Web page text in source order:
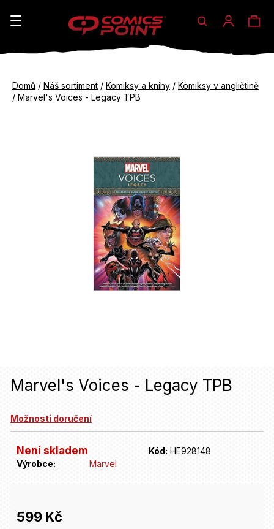
Hledat
Domů / Náš sortiment / Komiksy a knihy / Komiksy v angličtině
/ Marvel's Voices - Legacy TPB
Marvel's Voices - Legacy TPB
Možnosti doručení
Není skladem Kód: HE928148
Výrobce:
Marvel
599 Kč
K
do
do
n
j
?
HLEDAT